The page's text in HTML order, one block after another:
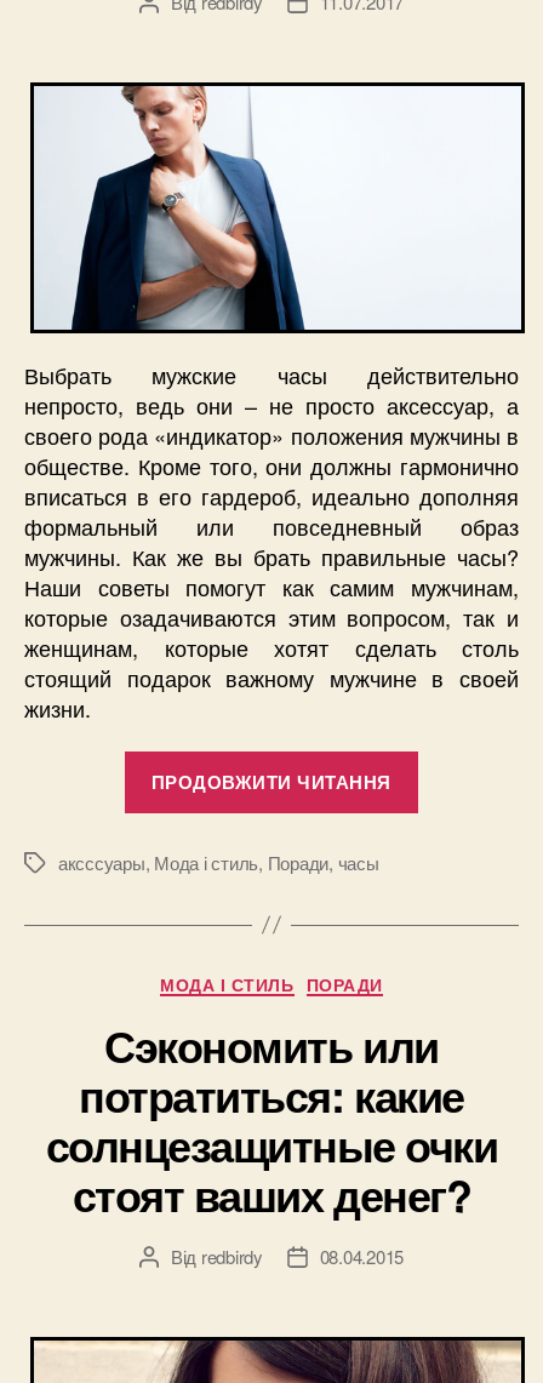
Выбрать мужские часы действительно
непросто, ведь они – не просто аксессуар, а
своего рода «индикатор» положения мужчины в
обществе. Кроме того, они должны гармонично
вписаться в его гардероб, идеально дополняя
формальный или повседневный образ
мужчины. Как же вы брать правильные часы?
Наши советы помогут как самим мужчинам,
которые озадачиваются этим вопросом, так и
женщинам, которые хотят сделать столь
стоящий подарок важному мужчине в своей
жизни.
ПРОДОВЖИТИ ЧИТАННЯ
гардероб
Позначки
аксссуары, Мода і стиль, Поради, часы
Категорії
МОДА І СТИЛЬ ПОРАДИ
Сэкономить или
потратиться: какие
солнцезащитные очки
стоят ваших денег?
Автор
Від redbirdy
Дата08.04.2015